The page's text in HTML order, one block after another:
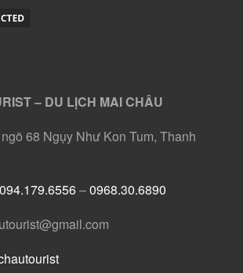
– DU LỊCH MAI CHÂU
68 Ngụy Như Kon Tum, Thanh
094.179.6556–0968.30.6890